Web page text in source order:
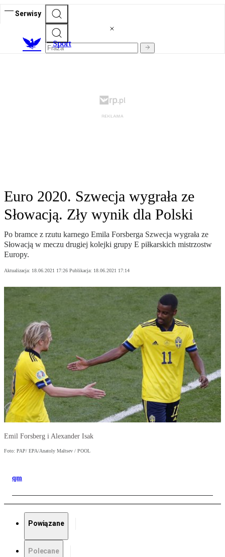
Serwisy
Sport
Euro 2020. Szwecja wygrała ze
Słowacją. Zły wynik dla Polski
Po bramce z rzutu karnego Emila Forsberga Szwecja wygrała ze
Słowacją w meczu drugiej kolejki grupy E piłkarskich mistrzostw
Europy.
Aktualizacja: 18.06.2021 17:26 Publikacja: 18.06.2021 17:14
Emil Forsberg i Alexander Isak
Foto: PAP/ EPA/Anatoly Maltsev / POOL
qm
Powiązane
Polecane